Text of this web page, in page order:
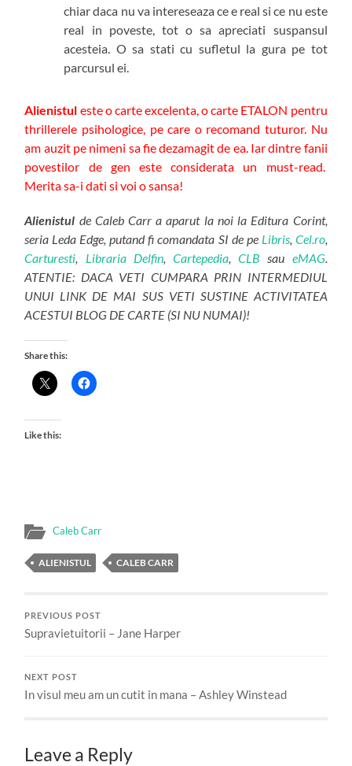
chiar daca nu va intereseaza ce e real si ce nu este
real in poveste, tot o sa apreciati suspansul
acesteia. O sa stati cu sufletul la gura pe tot
parcursul ei.
Alienistul este o carte excelenta, o carte ETALON pentru
thrillerele psihologice, pe care o recomand tuturor. Nu
am auzit pe nimeni sa fie dezamagit de ea. Iar dintre fanii
povestilor de gen este considerata un must-read.
Merita sa-i dati si voi o sansa!
Alienistul de Caleb Carr a aparut la noi la Editura Corint,
seria Leda Edge, putand fi comandata SI de pe Libris, Cel.ro,
Carturesti, Libraria Delfin,Cartepedia,CLB sau eMAG.
ATENTIE: DACA VETI CUMPARA PRIN INTERMEDIUL
UNUI LINK DE MAI SUS VETI SUSTINE ACTIVITATEA
ACESTUI BLOG DE CARTE (SI NU NUMAI)!
Share this:
Like this:
Caleb Carr
ALIENISTUL CALEB CARR
PREVIOUS POST
Supravietuitorii – Jane Harper
NEXT POST
In visul meu am un cutit in mana – Ashley Winstead
Leave a Reply